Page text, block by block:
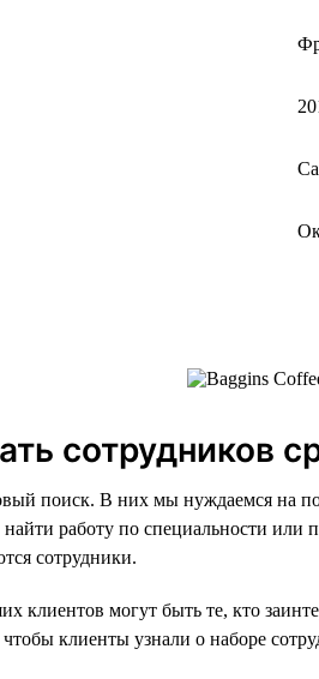
сотрудников
поиск. В них мы нуждаемся на
работу по специальности
сотрудники.
могут быть те, кто
клиенты узнали о наборе